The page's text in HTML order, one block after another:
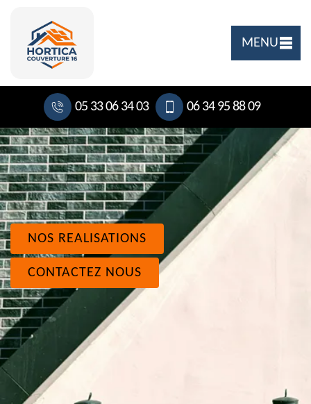
MENU
05 33 06 34 03 06 34 95 88 09
NOS REALISATIONS
CONTACTEZ NOUS